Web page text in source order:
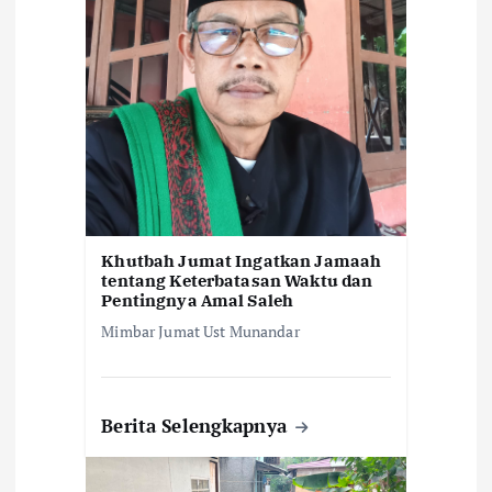
Khutbah Jumat Ingatkan Jamaah
tentang Keterbatasan Waktu dan
Pentingnya Amal Saleh
Mimbar Jumat Ust Munandar
Berita Selengkapnya